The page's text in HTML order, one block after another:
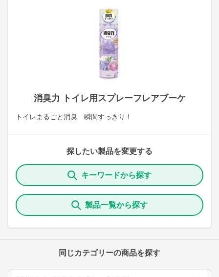
消臭力 トイレ用スプレーフレアブーケ
トイレまるごと消臭 瞬間すっきり！
探したい製品を変更する
キーワードから探す
製品一覧から探す
同じカテゴリーの商品を探す